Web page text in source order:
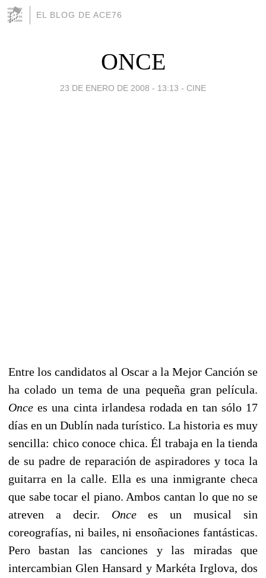
EL BLOG DE ACE76
ONCE
23 DE ENERO DE 2008 - 13:13 - CINE
Entre los candidatos al Oscar a la Mejor Canción se
ha colado un tema de una pequeña gran película.
Oncees una cinta irlandesa rodada en tan sólo 17
días en un Dublín nada turístico. La historia es muy
sencilla: chico conoce chica. Él trabaja en la tienda
de su padre de reparación de aspiradores y toca la
guitarra en la calle. Ella es una inmigrante checa
que sabe tocar el piano. Ambos cantan lo que no se
atreven a decir. Oncees un musical sin
coreografías, ni bailes, ni ensoñaciones fantásticas.
Pero bastan las canciones y las miradas que
intercambian Glen Hansard y Markéta Irglova, dos